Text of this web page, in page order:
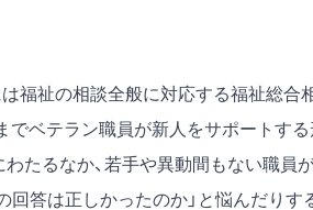
福祉の相談全般に対応する福祉総合
でベテラン職員が新人をサポートす
たるなか、若手や異動間もない職員
回答は正しかったのか」と悩んだりす